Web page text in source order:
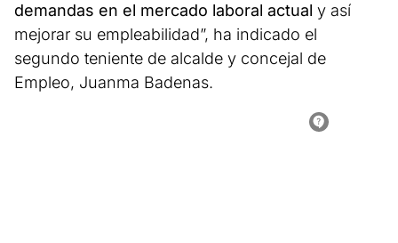
demandas en el mercado laboral actual y así
mejorar su empleabilidad”, ha indicado el
segundo teniente de alcalde y concejal de
Empleo, Juanma Badenas.